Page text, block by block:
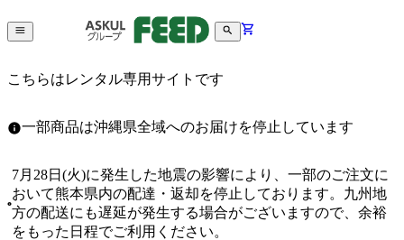
こちらはレンタル専用サイトです
一部商品は沖縄県全域へのお届けを停止しています
7月28日(火)に発生した地震の影響により、一部のご注文に
おいて熊本県内の配達・返却を停止しております。九州地
方の配送にも遅延が発生する場合がございますので、余裕
をもった日程でご利用ください。